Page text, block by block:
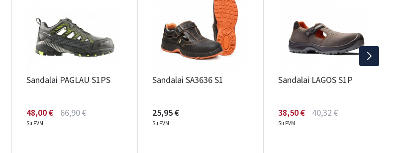
Sandalai PAGLAU S1PS
48,00 € 66,90 €
Su PVM
Sandalai SA3636 S1
25,95 €
Su PVM
Sandalai LAGOS S1P
38,50 € 40,32 €
Su PVM